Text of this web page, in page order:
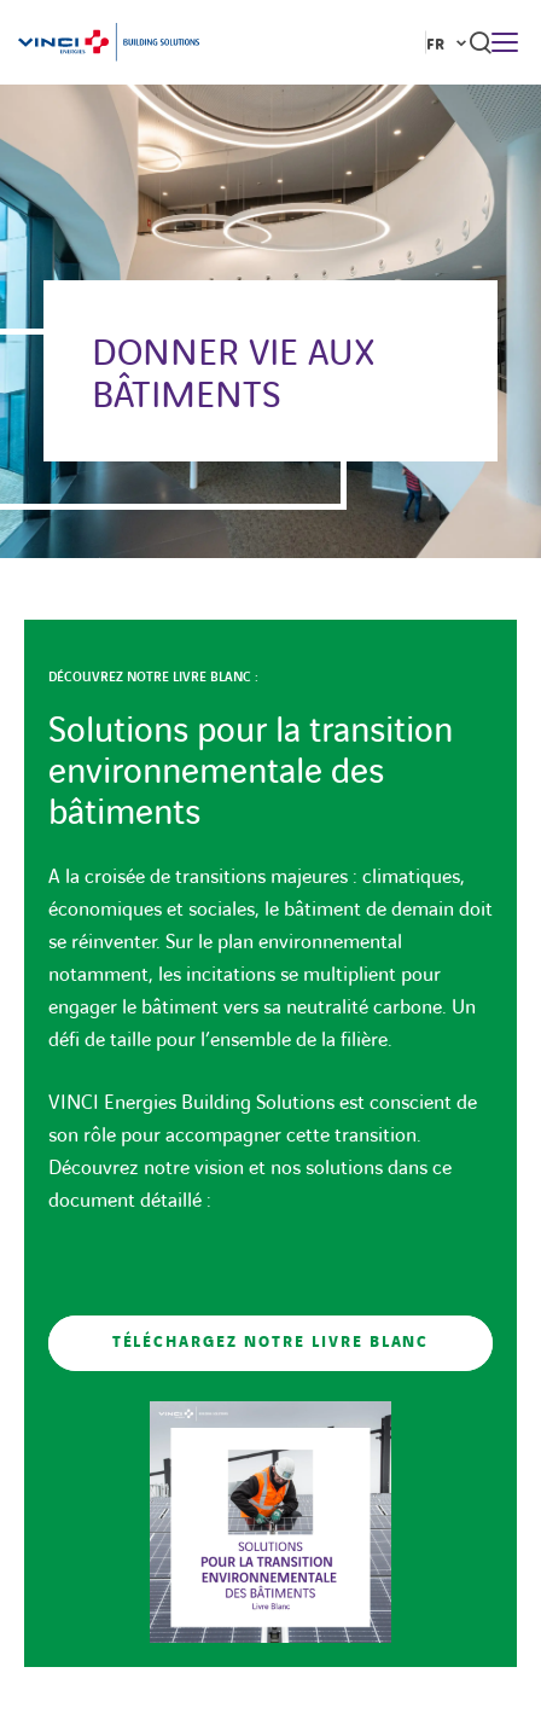
NOUS DÉCOUVRIR
VOTRE BÂTIMENT
NOTRE VISION DU BÂTIMENT
YOUTUBE
FR
Rechercher :
DONNER VIE AUX
BÂTIMENTS
DÉCOUVREZ NOTRE LIVRE BLANC :
Solutions pour la transition
environnementale des
bâtiments
A la croisée de transitions majeures : climatiques,
économiques et sociales, le bâtiment de demain doit
se réinventer. Sur le plan environnemental
notamment, les incitations se multiplient pour
engager le bâtiment vers sa neutralité carbone. Un
défi de taille pour l’ensemble de la filière.
VINCI Energies Building Solutions est conscient de
son rôle pour accompagner cette transition.
Découvrez notre vision et nos solutions dans ce
document détaillé :
TÉLÉCHARGEZ NOTRE LIVRE BLANC